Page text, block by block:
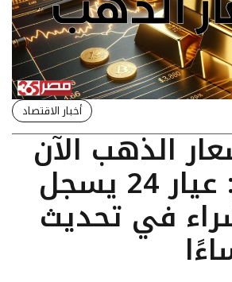
أخبار الاقتصاد
الذهب الآن
في مصر: عيار 24 يسجل
للشراء في تحديث